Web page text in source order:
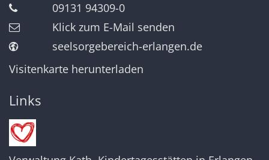
09131 94309-0
Klick zum E-Mail senden
seelsorgebereich-erlangen.de
Visitenkarte herunterladen
Links